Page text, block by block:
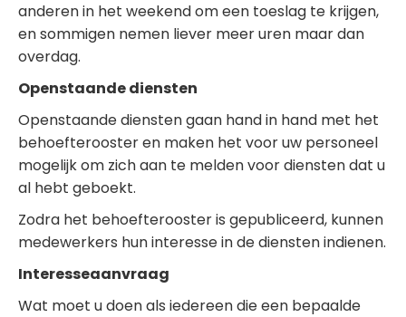
anderen in het weekend om een toeslag te krijgen,
en sommigen nemen liever meer uren maar dan
overdag.
Openstaande diensten
Openstaande diensten gaan hand in hand met het
behoefterooster en maken het voor uw personeel
mogelijk om zich aan te melden voor diensten dat u
al hebt geboekt.
Zodra het behoefterooster is gepubliceerd, kunnen
medewerkers hun interesse in de diensten indienen.
Interesseaanvraag
Wat moet u doen als iedereen die een bepaalde